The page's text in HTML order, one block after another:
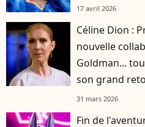
17 avril 2026
Céline Dion :
nouvelle
Goldman...
son grand
31 mars 2026
Fin de